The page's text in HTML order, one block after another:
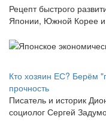
Рецепт быстрого
Японии, Южной Корее и
Кто хозяин ЕС? Берём
прочность
Писатель и историк
социолог Сергей